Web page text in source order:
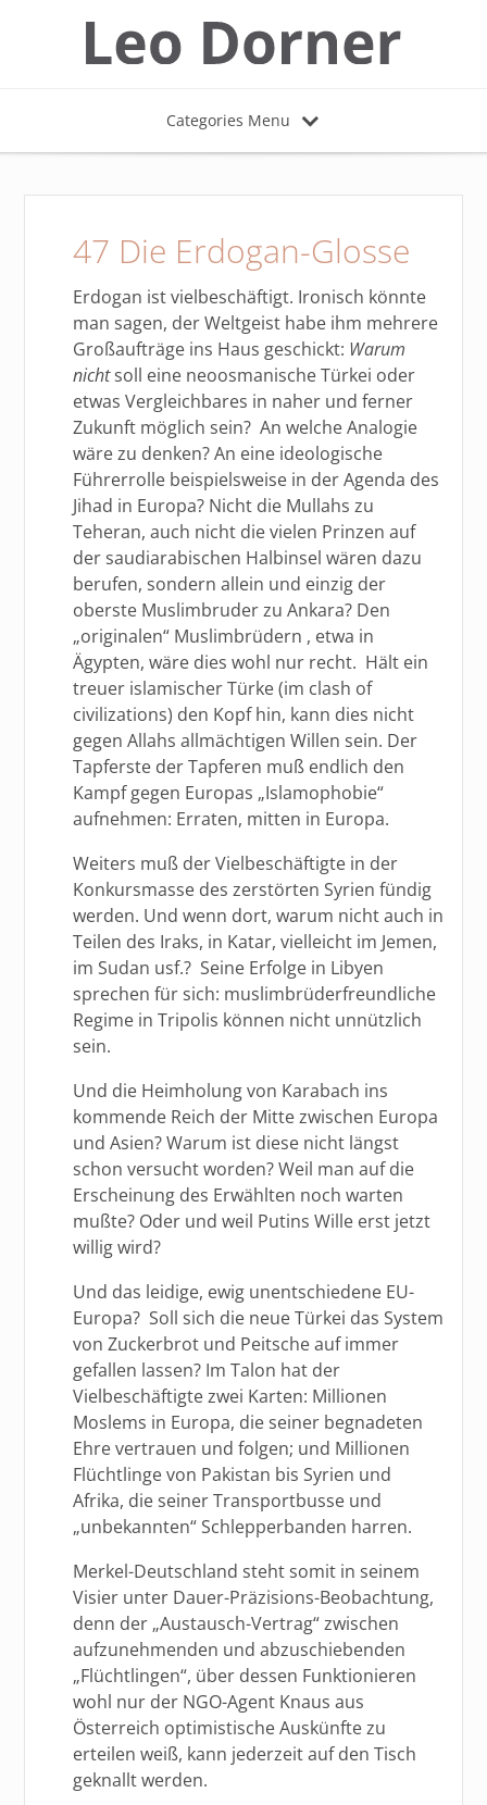
Categories Menu
47 Die Erdogan-Glosse
Erdogan ist vielbeschäftigt. Ironisch könnte
man sagen, der Weltgeist habe ihm mehrere
Großaufträge ins Haus geschickt: Warum
nichtsoll eine neoosmanische Türkei oder
etwas Vergleichbares in naher und ferner
Zukunft möglich sein? An welche Analogie
wäre zu denken? An eine ideologische
Führerrolle beispielsweise in der Agenda des
Jihad in Europa? Nicht die Mullahs zu
Teheran, auch nicht die vielen Prinzen auf
der saudiarabischen Halbinsel wären dazu
berufen, sondern allein und einzig der
oberste Muslimbruder zu Ankara? Den
„originalen“ Muslimbrüdern , etwa in
Ägypten, wäre dies wohl nur recht. Hält ein
treuer islamischer Türke (im clash of
civilizations) den Kopf hin, kann dies nicht
gegen Allahs allmächtigen Willen sein. Der
Tapferste der Tapferen muß endlich den
Kampf gegen Europas „Islamophobie“
aufnehmen: Erraten, mitten in Europa.
Weiters muß der Vielbeschäftigte in der
Konkursmasse des zerstörten Syrien fündig
werden. Und wenn dort, warum nicht auch in
Teilen des Iraks, in Katar, vielleicht im Jemen,
im Sudan usf.? Seine Erfolge in Libyen
sprechen für sich: muslimbrüderfreundliche
Regime in Tripolis können nicht unnützlich
sein.
Und die Heimholung von Karabach ins
kommende Reich der Mitte zwischen Europa
und Asien? Warum ist diese nicht längst
schon versucht worden? Weil man auf die
Erscheinung des Erwählten noch warten
mußte? Oder und weil Putins Wille erst jetzt
willig wird?
Und das leidige, ewig unentschiedene EU-
Europa? Soll sich die neue Türkei das System
von Zuckerbrot und Peitsche auf immer
gefallen lassen? Im Talon hat der
Vielbeschäftigte zwei Karten: Millionen
Moslems in Europa, die seiner begnadeten
Ehre vertrauen und folgen; und Millionen
Flüchtlinge von Pakistan bis Syrien und
Afrika, die seiner Transportbusse und
„unbekannten“ Schlepperbanden harren.
Merkel-Deutschland steht somit in seinem
Visier unter Dauer-Präzisions-Beobachtung,
denn der „Austausch-Vertrag“ zwischen
aufzunehmenden und abzuschiebenden
„Flüchtlingen“, über dessen Funktionieren
wohl nur der NGO-Agent Knaus aus
Österreich optimistische Auskünfte zu
erteilen weiß, kann jederzeit auf den Tisch
geknallt werden.